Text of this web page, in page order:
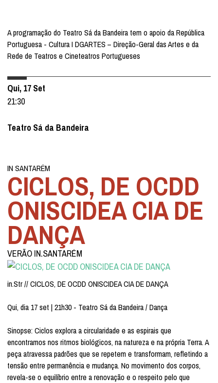
A programação do Teatro Sá da Bandeira tem o apoio da República
Portuguesa - Cultura I DGARTES – Direção-Geral das Artes e da
Rede de Teatros e Cineteatros Portugueses
Qui, 17 Set
21:30
Teatro Sá da Bandeira
IN SANTARÉM
CICLOS, DE OCDD
ONISCIDEA CIA DE
DANÇA
VERÃO IN.SANTARÉM
in.Str // CICLOS, DE OCDD ONISCIDEA CIA DE DANÇA
Qui, dia 17 set | 21h30 - Teatro Sá da Bandeira / Dança
Sinopse: Ciclos explora a circularidade e as espirais que
encontramos nos ritmos biológicos, na natureza e na própria Terra. A
peça atravessa padrões que se repetem e transformam, refletindo a
tensão entre permanência e mudança. No movimento dos corpos,
revela-se o equilíbrio entre a renovação e o respeito pelo que